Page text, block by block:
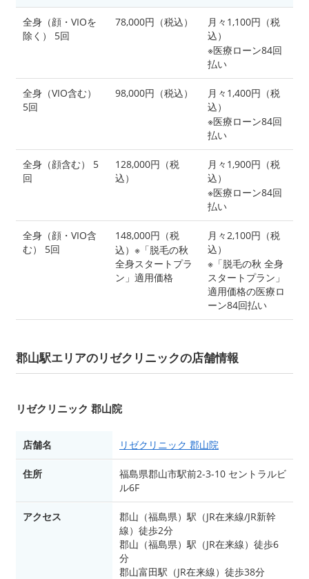
全身（顔・VIOを
除く） 5回
78,000円（税込）
月々1,100円（税
込）
※医療ローン84回
払い
全身（VIO含む）
5回
98,000円（税込）
月々1,400円（税
込）
※医療ローン84回
払い
全身（顔含む） 5
回
128,000円（税
込）
月々1,900円（税
込）
※医療ローン84回
払い
全身（顔・VIO含
む） 5回
148,000円（税
込）※「脱毛の秋
全身スタートプラ
ン」適用価格
月々2,100円（税
込）
※「脱毛の秋 全身
スタートプラン」
適用価格の医療ロ
ーン84回払い
郡山駅エリアのリゼクリニックの店舗情報
リゼクリニック 郡山院
店舗名 リゼクリニック 郡山院
住所
福島県郡山市駅前2-3-10 セントラルビ
ル6F
アクセス
郡山（福島県）駅（JR在来線/JR新幹
線）徒歩2分
郡山（福島県）駅（JR在来線）徒歩6
分
郡山富田駅（JR在来線）徒歩38分